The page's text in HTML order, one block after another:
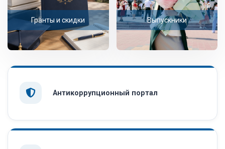
Гранты и скидки Выпускники
Антикоррупционный портал